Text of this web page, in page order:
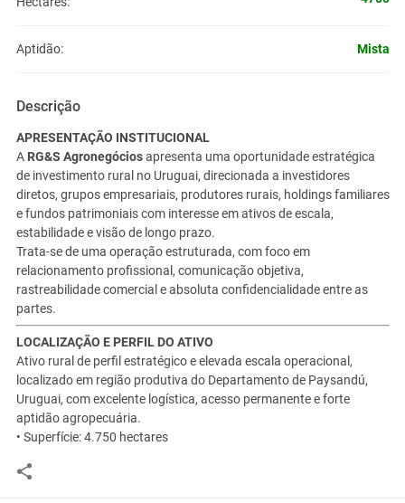
Aptidão: Mista
Descrição
APRESENTAÇÃO INSTITUCIONAL
A RG&S Agronegóciosapresenta uma oportunidade estratégica
de investimento rural no Uruguai, direcionada a investidores
diretos, grupos empresariais, produtores rurais, holdings familiares
e fundos patrimoniais com interesse em ativos de escala,
estabilidade e visão de longo prazo.
Trata-se de uma operação estruturada, com foco em
relacionamento profissional, comunicação objetiva,
rastreabilidade comercial e absoluta confidencialidade entre as
partes.
LOCALIZAÇÃO E PERFIL DO ATIVO
Ativo rural de perfil estratégico e elevada escala operacional,
localizado em região produtiva do Departamento de Paysandú,
Uruguai, com excelente logística, acesso permanente e forte
aptidão agropecuária.
• Superfície: 4.750 hectares
• Localização: Paysandú – Uruguai